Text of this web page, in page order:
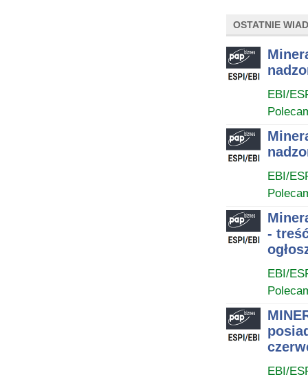
OSTATNIE
EBI/
EBI/
-
EBI/
EBI/